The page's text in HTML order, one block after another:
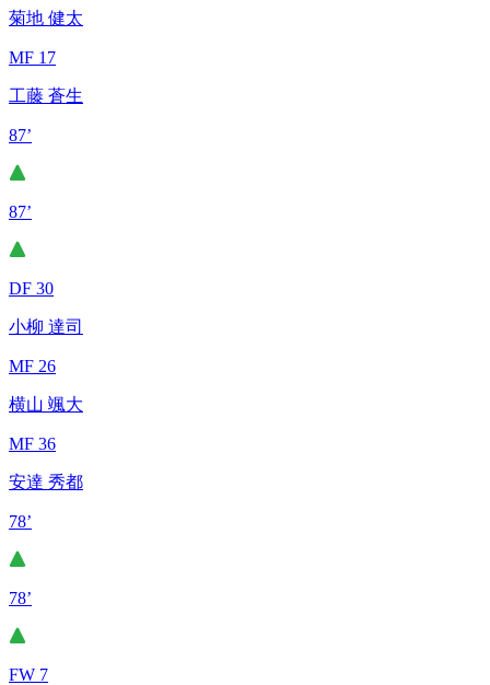
菊地 健太
MF 17
工藤 蒼生
87’
87’
DF 30
小柳 達司
MF 26
横山 颯大
MF 36
安達 秀都
78’
78’
FW 7